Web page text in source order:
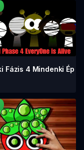
Fázis 4 Mindenki Ép